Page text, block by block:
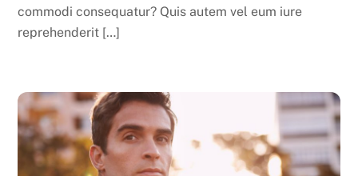
commodi consequatur? Quis autem vel eum iure
reprehenderit […]